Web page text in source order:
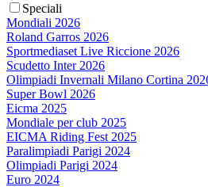
Speciali
Mondiali 2026
Roland Garros 2026
Sportmediaset Live Riccione 2026
Scudetto Inter 2026
Olimpiadi Invernali Milano Cortina
Super Bowl 2026
Eicma 2025
Mondiale per club 2025
EICMA Riding Fest 2025
Paralimpiadi Parigi 2024
Olimpiadi Parigi 2024
Euro 2024